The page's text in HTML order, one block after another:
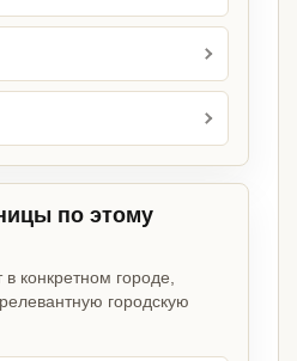
по этому
конкретном городе,
городскую